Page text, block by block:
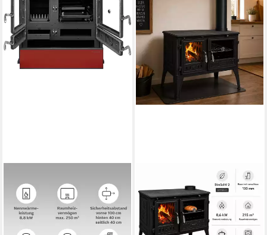
Premium Bordeaux
8,9 kW Nennwärmeleistung
86 % Wirkungsgrad
170 m³
max. Raumheizvermögen
Festbrennstoffherd Vesta
8,6 kW Nennwärmeleistung
Wirkungsgrad
170 m³ max. Raumheizvermögen